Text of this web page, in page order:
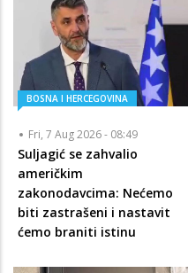
BOSNA I HERCEGOVINA
Fri, 7 Aug 2026 - 08:49
Suljagić se zahvalio
američkim
zakonodavcima: Nećemo
biti zastrašeni i nastavit
ćemo braniti istinu